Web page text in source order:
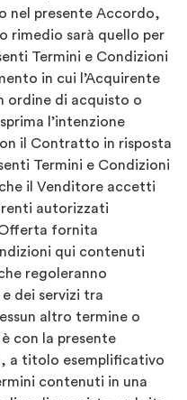
nel presente Accordo,
rimedio sarà quello per
Termini e Condizioni
in cui l’Acquirente
ordine di acquisto o
l’intenzione
il Contratto in risposta
Termini e Condizioni
il Venditore accetti
autorizzati
fornita
qui contenuti
regoleranno
e dei servizi tra
altro termine o
con la presente
a titolo esemplificativo
contenuti in una